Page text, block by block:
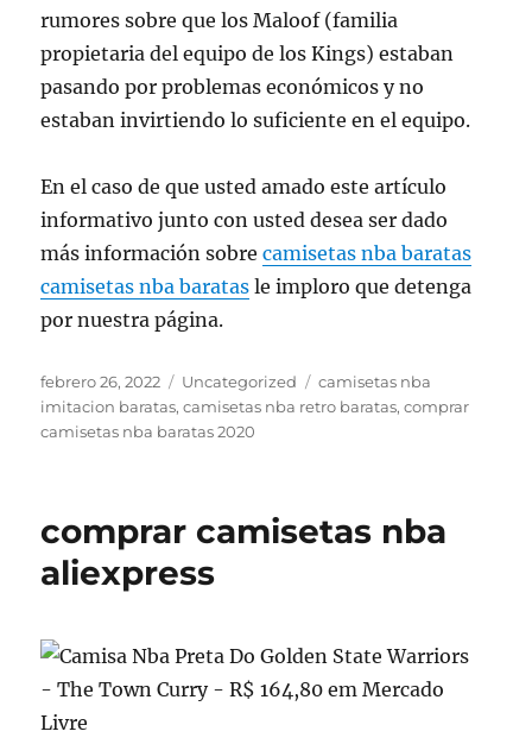
rumores sobre que los Maloof (familia
propietaria del equipo de los Kings) estaban
pasando por problemas económicos y no
estaban invirtiendo lo suficiente en el equipo.
En el caso de que usted amado este artículo
informativo junto con usted desea ser dado
más información sobrecamisetas nba baratas
camisetas nba baratas le imploro que detenga
por nuestra página.
Publicado
el
febrero 26, 2022 Categorías
Uncategorized Etiquetas
camisetas nba
imitacion baratas,camisetas nba retro baratas,comprar
camisetas nba baratas 2020
comprar camisetas nba
aliexpress